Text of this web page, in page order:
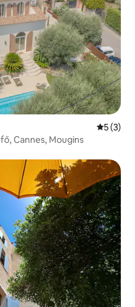
Átlagos
5 (3)
Cannes, Mougins